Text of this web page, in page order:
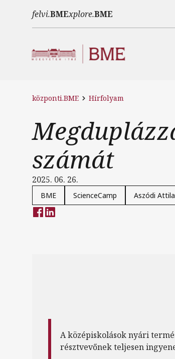
felvi.BMExplore.BME
központi.BME Hírfolyam
számát
2025. 06. 26.
BME ScienceCamp Aszódi Attila
A középiskolások nyári
résztvevőnek teljesen